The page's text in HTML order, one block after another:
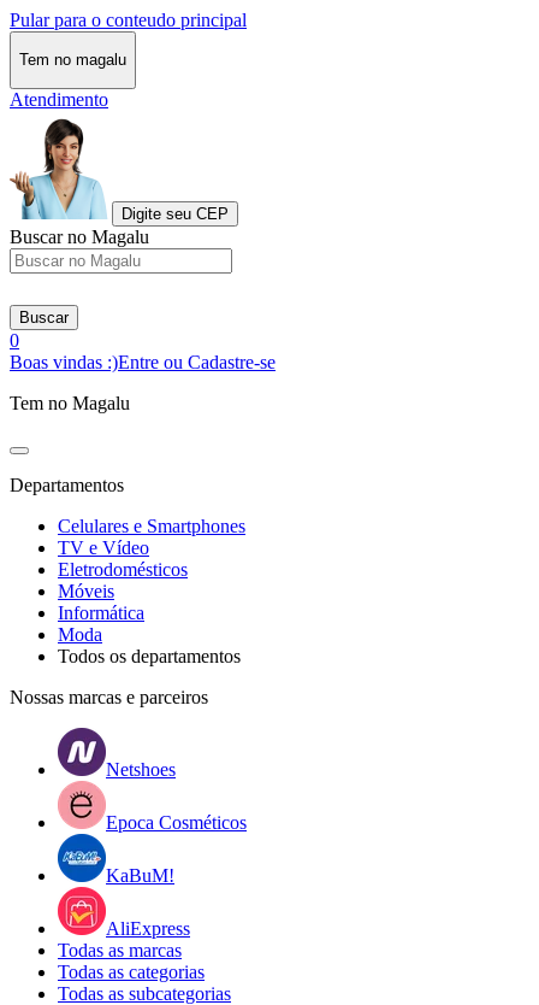
Pular para o conteudo principal
Tem no magalu
Atendimento
Digite seu CEP
Buscar no Magalu
Buscar
0
Boas vindas :)Entre ou Cadastre-se
Tem no Magalu
Departamentos
Celulares e Smartphones
TV e Vídeo
Eletrodomésticos
Móveis
Informática
Moda
Todos os departamentos
Nossas marcas e parceiros
Netshoes
Epoca Cosméticos
KaBuM!
AliExpress
Todas as marcas
Todas as categorias
Todas as subcategorias